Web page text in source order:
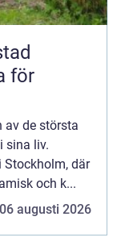
för
av de största
sina liv.
Stockholm, där
och k...
06 augusti 2026